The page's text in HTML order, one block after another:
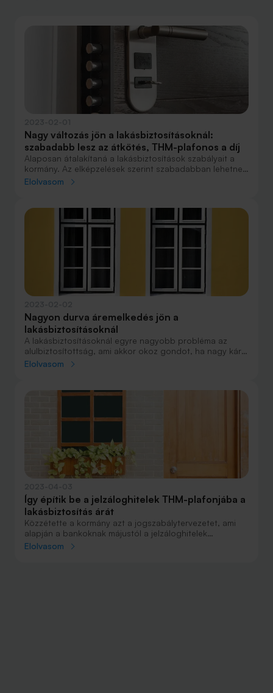
Nagy változás jön a lakásbiztosításoknál:
szabadabb lesz az átkötés, THM-plafonos a díj
Alaposan átalakítaná a lakásbiztosítások szabályait a
kormány. Az elképzelések szerint szabadabban lehetne
átszerződni másik biztosítóhoz, hitelfelvételkor pedig a
Elolvasom
Nagyon durva áremelkedés jön a
lakásbiztosításoknál
A lakásbiztosításoknál egyre nagyobb probléma az
alulbiztosítottság, ami akkor okoz gondot, ha nagy kár
éri az ingatlant. A szerződések fele lehet érintett, az
Elolvasom
Így építik be a jelzáloghitelek THM-plafonjába a
lakásbiztosítás árát
Közzétette a kormány azt a jogszabálytervezetet, ami
alapján a bankoknak májustól a jelzáloghitelek
költségeibe be kell építeniük a kötelező lakásbiztosítás
Elolvasom